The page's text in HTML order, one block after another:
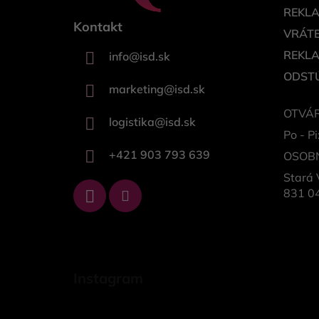
Kontakt
info@isd.sk
marketing@isd.sk
logistika@isd.sk
+421 903 793 639
Po -
Stará
831